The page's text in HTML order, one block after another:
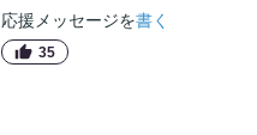
応援メッセージを書く
35